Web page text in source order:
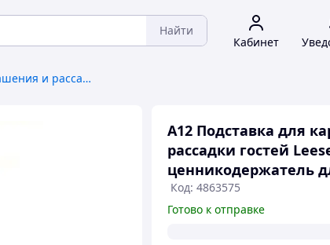
Найти
Кабинет
Свадебные приглашения и рассадочные карточки
A12 Подставка для
рассадки гостей
ценникодержатель
Код: 4863575
Готово к отправке